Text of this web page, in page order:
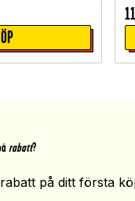
rabatt?
på ditt första